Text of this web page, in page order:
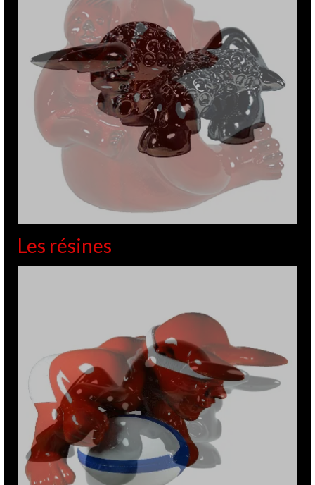
10
MAR 2016
Galerie Les Intemporels
de GITE Posté dans : ACTUALITES , GALERIES
Après 2 ans d’absence sur Clermont-Ferrand, suite à la
fermeture de la Galerie Salvany, avec laquelle j’ai travaillé
pendant de nombreuses années. L’occasion m’est donnée
de rendre hommage à ce couple de galeristes avec lequel
j’avais créé des liens et …